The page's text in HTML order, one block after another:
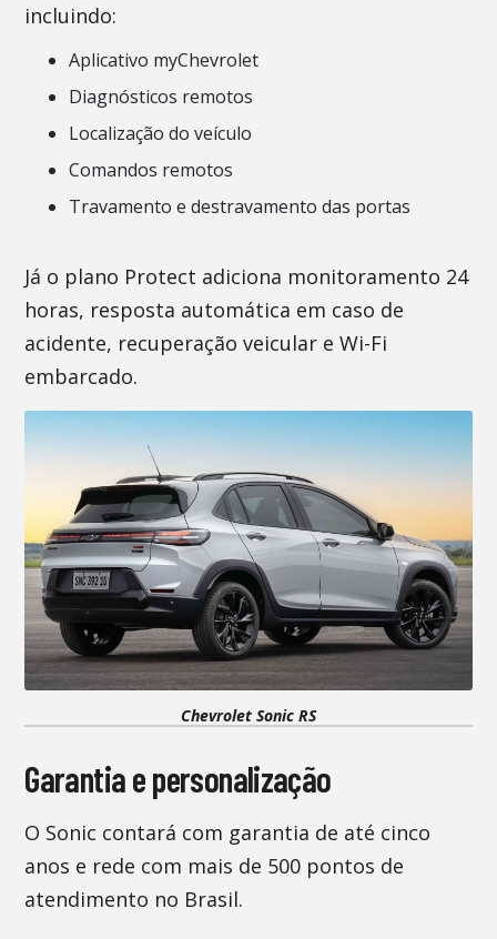
incluindo:
Aplicativo myChevrolet
Diagnósticos remotos
Localização do veículo
Comandos remotos
Travamento e destravamento das portas
Já o plano Protect adiciona monitoramento 24
horas, resposta automática em caso de
acidente, recuperação veicular e Wi-Fi
embarcado.
Chevrolet Sonic RS
Garantia e personalização
O Sonic contará com garantia de até cinco
anos e rede com mais de 500 pontos de
atendimento no Brasil.